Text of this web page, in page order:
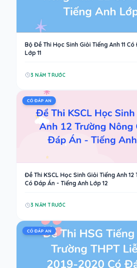
Bộ Đề Thi Học Sinh Giỏi Tiếng Anh 11
Lớp 11
3 NĂM TRƯỚC
CÓ ĐÁP AN
Đề Thi KSCL Học Sinh Giỏi Tiếng Anh
Có Đáp Án - Tiếng Anh Lớp 12
3 NĂM TRƯỚC
CÓ ĐÁP AN